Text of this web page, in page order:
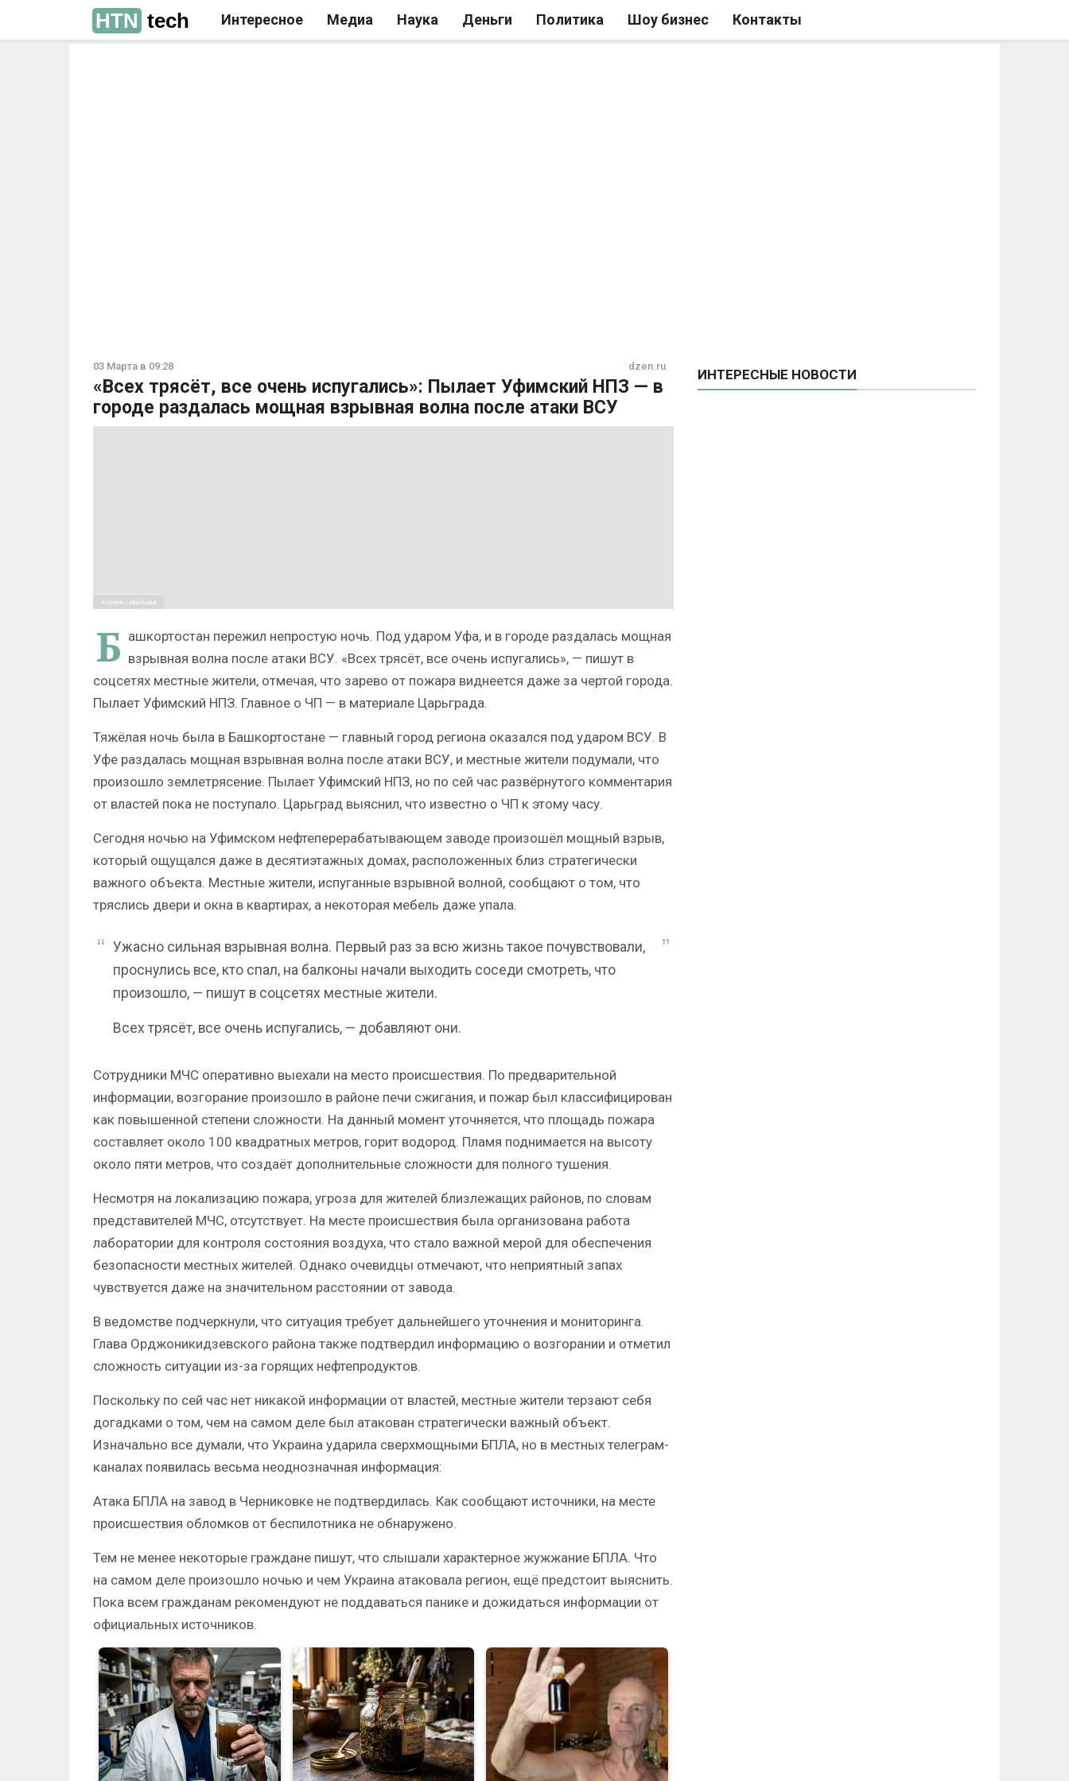
HTN tech Интересное Медиа Наука Деньги Политика Шоу бизнес Контакты
03 Марта в 09:28 dzen.ru
«Всех трясёт, все очень испугались»: Пылает Уфимский НПЗ — в
городе раздалась мощная взрывная волна после атаки ВСУ
Коллаж Царьграда
Б ашкортостан пережил непростую ночь. Под ударом Уфа, и в городе раздалась мощная
взрывная волна после атаки ВСУ. «Всех трясёт, все очень испугались», — пишут в
соцсетях местные жители, отмечая, что зарево от пожара виднеется даже за чертой города.
Пылает Уфимский НПЗ. Главное о ЧП — в материале Царьграда.
Тяжёлая ночь была в Башкортостане — главный город региона оказался под ударом ВСУ. В
Уфе раздалась мощная взрывная волна после атаки ВСУ, и местные жители подумали, что
произошло землетрясение. Пылает Уфимский НПЗ, но по сей час развёрнутого комментария
от властей пока не поступало. Царьград выяснил, что известно о ЧП к этому часу.
Сегодня ночью на Уфимском нефтеперерабатывающем заводе произошёл мощный взрыв,
который ощущался даже в десятиэтажных домах, расположенных близ стратегически
важного объекта. Местные жители, испуганные взрывной волной, сообщают о том, что
тряслись двери и окна в квартирах, а некоторая мебель даже упала.
Ужасно сильная взрывная волна. Первый раз за всю жизнь такое почувствовали,
проснулись все, кто спал, на балконы начали выходить соседи смотреть, что
произошло, — пишут в соцсетях местные жители.
Всех трясёт, все очень испугались, — добавляют они.
Сотрудники МЧС оперативно выехали на место происшествия. По предварительной
информации, возгорание произошло в районе печи сжигания, и пожар был классифицирован
как повышенной степени сложности. На данный момент уточняется, что площадь пожара
составляет около 100 квадратных метров, горит водород. Пламя поднимается на высоту
около пяти метров, что создаёт дополнительные сложности для полного тушения.
Несмотря на локализацию пожара, угроза для жителей близлежащих районов, по словам
представителей МЧС, отсутствует. На месте происшествия была организована работа
лаборатории для контроля состояния воздуха, что стало важной мерой для обеспечения
безопасности местных жителей. Однако очевидцы отмечают, что неприятный запах
чувствуется даже на значительном расстоянии от завода.
В ведомстве подчеркнули, что ситуация требует дальнейшего уточнения и мониторинга.
Глава Орджоникидзевского района также подтвердил информацию о возгорании и отметил
сложность ситуации из-за горящих нефтепродуктов.
Поскольку по сей час нет никакой информации от властей, местные жители терзают себя
догадками о том, чем на самом деле был атакован стратегически важный объект.
Изначально все думали, что Украина ударила сверхмощными БПЛА, но в местных телеграм-
каналах появилась весьма неоднозначная информация:
Атака БПЛА на завод в Черниковке не подтвердилась. Как сообщают источники, на месте
происшествия обломков от беспилотника не обнаружено.
Тем не менее некоторые граждане пишут, что слышали характерное жужжание БПЛА. Что
на самом деле произошло ночью и чем Украина атаковала регион, ещё предстоит выяснить.
Пока всем гражданам рекомендуют не поддаваться панике и дожидаться информации от
официальных источников.
ИНТЕРЕСНЫЕ НОВОСТИ